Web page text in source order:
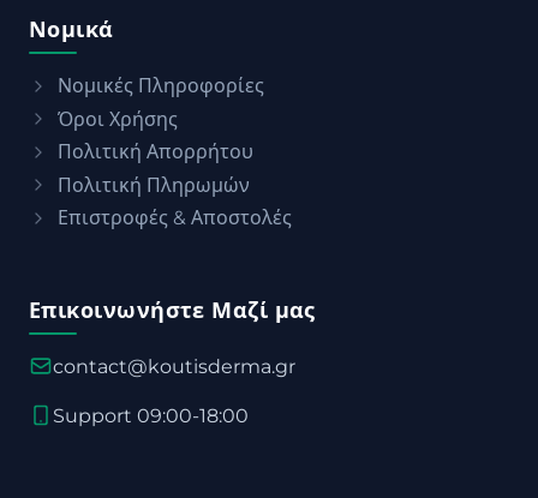
Νομικά
Νομικές Πληροφορίες
Όροι Χρήσης
Πολιτική Απορρήτου
Πολιτική Πληρωμών
Επιστροφές & Αποστολές
Επικοινωνήστε Μαζί μας
contact@koutisderma.gr
Support 09:00-18:00